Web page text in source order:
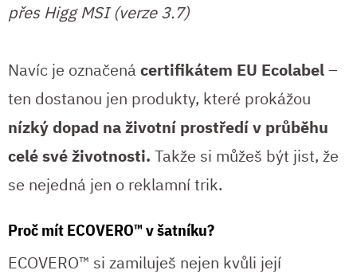
přes Higg MSI (verze 3.7)
Navíc je označená certifikátem EU Ecolabel–
ten dostanou jen produkty, které prokážou
nízký dopad na životní prostředí v průběhu
celé své životnosti. Takže si můžeš být jist, že
se nejedná jen o reklamní trik.
Proč mít ECOVERO™ v šatníku?
ECOVERO™ si zamiluješ nejen kvůli její